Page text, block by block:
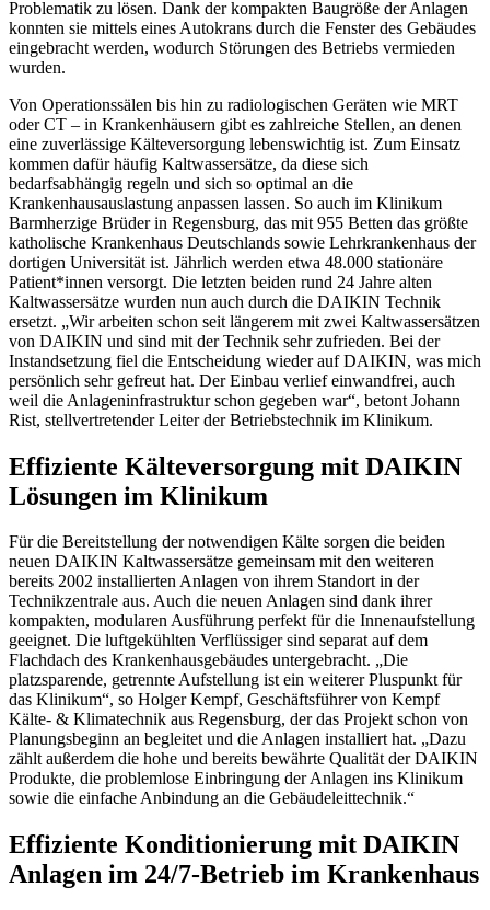
Problematik zu lösen. Dank der kompakten Baugröße der Anlagen
konnten sie mittels eines Autokrans durch die Fenster des Gebäudes
eingebracht werden, wodurch Störungen des Betriebs vermieden
wurden.
Von Operationssälen bis hin zu radiologischen Geräten wie MRT
oder CT – in Krankenhäusern gibt es zahlreiche Stellen, an denen
eine zuverlässige Kälteversorgung lebenswichtig ist. Zum Einsatz
kommen dafür häufig Kaltwassersätze, da diese sich
bedarfsabhängig regeln und sich so optimal an die
Krankenhausauslastung anpassen lassen. So auch im Klinikum
Barmherzige Brüder in Regensburg, das mit 955 Betten das größte
katholische Krankenhaus Deutschlands sowie Lehrkrankenhaus der
dortigen Universität ist. Jährlich werden etwa 48.000 stationäre
Patient*innen versorgt. Die letzten beiden rund 24 Jahre alten
Kaltwassersätze wurden nun auch durch die DAIKIN Technik
ersetzt. „Wir arbeiten schon seit längerem mit zwei Kaltwassersätzen
von DAIKIN und sind mit der Technik sehr zufrieden. Bei der
Instandsetzung fiel die Entscheidung wieder auf DAIKIN, was mich
persönlich sehr gefreut hat. Der Einbau verlief einwandfrei, auch
weil die Anlageninfrastruktur schon gegeben war“, betont Johann
Rist, stellvertretender Leiter der Betriebstechnik im Klinikum.
Effiziente Kälteversorgung mit DAIKIN
Lösungen im Klinikum
Für die Bereitstellung der notwendigen Kälte sorgen die beiden
neuen DAIKIN Kaltwassersätze gemeinsam mit den weiteren
bereits 2002 installierten Anlagen von ihrem Standort in der
Technikzentrale aus. Auch die neuen Anlagen sind dank ihrer
kompakten, modularen Ausführung perfekt für die Innenaufstellung
geeignet. Die luftgekühlten Verflüssiger sind separat auf dem
Flachdach des Krankenhausgebäudes untergebracht. „Die
platzsparende, getrennte Aufstellung ist ein weiterer Pluspunkt für
das Klinikum“, so Holger Kempf, Geschäftsführer von Kempf
Kälte- & Klimatechnik aus Regensburg, der das Projekt schon von
Planungsbeginn an begleitet und die Anlagen installiert hat. „Dazu
zählt außerdem die hohe und bereits bewährte Qualität der DAIKIN
Produkte, die problemlose Einbringung der Anlagen ins Klinikum
sowie die einfache Anbindung an die Gebäudeleittechnik.“
Effiziente Konditionierung mit DAIKIN
Anlagen im 24/7-Betrieb im Krankenhaus